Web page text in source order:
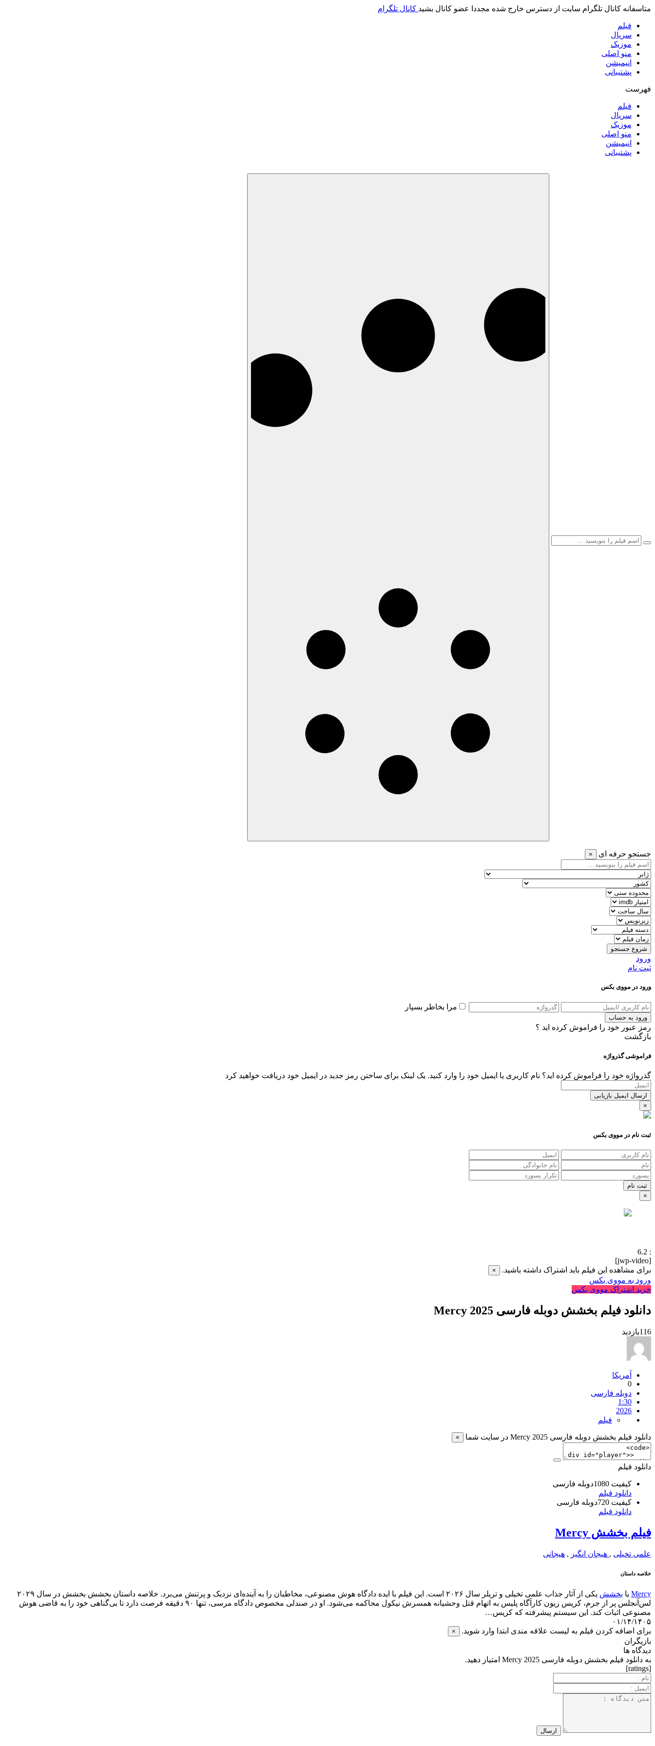
متاسفانه کانال تلگرام سایت از دسترس خارج شده مجددا عضو کانال بشید کانال تلگرام
فیلم
سریال
موزیک
منو اصلی
انیمیشن
پشتیبانی
فهرست
فیلم
سریال
موزیک
منو اصلی
انیمیشن
پشتیبانی
جستجو حرفه ای ×
شروع جستجو
ورود
ثبت نام
ورود در مووی بکس
مرا بخاطر بسپار
ورود به حساب
رمز عبور خود را فراموش کرده اید ؟
بازگشت
فراموشی گذرواژه
گذرواژه خود را فراموش کرده اید؟ نام کاربری یا ایمیل خود را وارد کنید. یک لینک برای ساختن رمز جدید در ایمیل خود دریافت خواهید کرد
ارسال ایمیل بازیابی
×
ثبت نام در مووی بکس
×
:
6.2
[jwp-video]
برای مشاهده این فیلم باید اشتراک داشته باشید.
×
ورود به مووی بکس
خرید اشتراک مووی بکس
دانلود فیلم بخشش دوبله فارسی 2025 Mercy
116بازدید
آمریکا
0
دوبله فارسی
1:30
2026
فیلم
دانلود فیلم بخشش دوبله فارسی 2025 Mercy در سایت شما ×
دانلود فیلم
کیفیت 1080دوبله فارسی
دانلود فیلم
کیفیت 720دوبله فارسی
دانلود فیلم
فیلم بخشش Mercy
علمی تخیلی , هیجان انگیز , هیجانی
خلاصه داستان
Mercy یا بخشش
یکی از آثار جذاب علمی تخیلی و تریلر سال ۲۰۲۶ است. این فیلم با ایده دادگاه هوش مصنوعی، مخاطبان را به آینده‌ای نزدیک و پرتنش می‌برد. خلاصه داستان بخشش بخشش در سال ۲۰۲۹
لس‌آنجلس پر از جرم، کریس ریون کارآگاه پلیس به اتهام قتل وحشیانه همسرش نیکول محاکمه می‌شود. او در صندلی مخصوص دادگاه مرسی، تنها ۹۰ دقیقه فرصت دارد تا بی‌گناهی خود را به قاضی هوش
مصنوعی اثبات کند. این سیستم پیشرفته که کریس…
۰۱/۱۴/۱۴۰۵
برای اضافه کردن فیلم به لیست علاقه مندی ابتدا وارد شوید.
×
بازیگران
دیدگاه ها
به دانلود فیلم بخشش دوبله فارسی 2025 Mercy امتیاز دهید.
[ratings]